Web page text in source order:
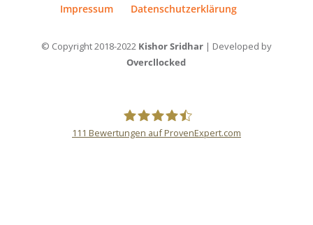
Impressum
Datenschutzerklärung
© Copyright 2018-2022 Kishor Sridhar| Developed by
Overcllocked
111 Bewertungen auf ProvenExpert.com